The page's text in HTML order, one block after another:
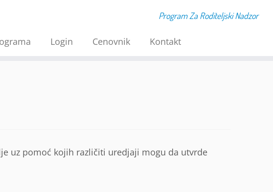
Program Za Roditeljski Nadzor
Login Cenovnik Kontakt
uz pomoć kojih različiti uredjaji mogu da utvrde